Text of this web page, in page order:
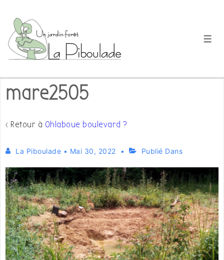
passer
contenu
principal
mare2505
‹ Retour à Ohlaboue boulevard ?
La Piboulade • Mai 30, 2022 Publié Dans